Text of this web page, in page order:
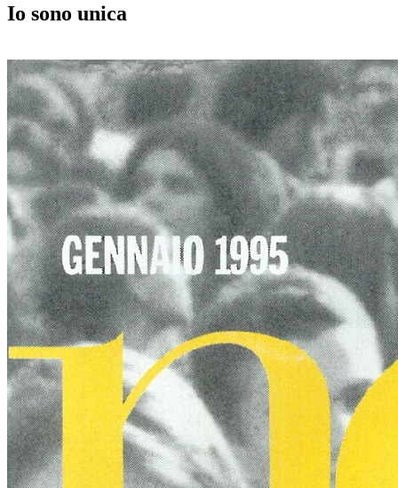
Io sono unica